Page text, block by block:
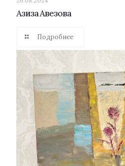
Азиза Авезова
Подробнее